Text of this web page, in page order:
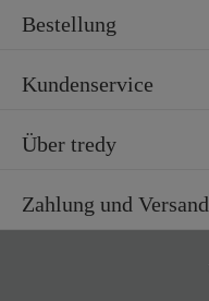
Bestellung
Kundenservice
Über tredy
Zahlung und Versand